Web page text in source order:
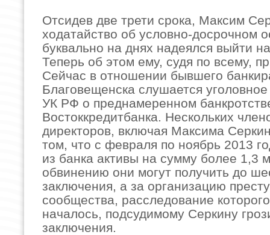
Отсидев две трети срока, Максим
ходатайство об условно-досрочном
буквально на днях надеялся выйти
Теперь об этом ему, судя по всему,
Сейчас в отношении бывшего
Благовещенска слушается
УК РФ о преднамеренном
Востоккредитбанка. Нескольких
директоров, включая Максима
том, что с февраля по ноябрь 2013
из банка активы на сумму более 1,3
обвинению они могут получить до
заключения, а за организацию
сообщества, расследование
началось, подсудимому Серкину
заключения.